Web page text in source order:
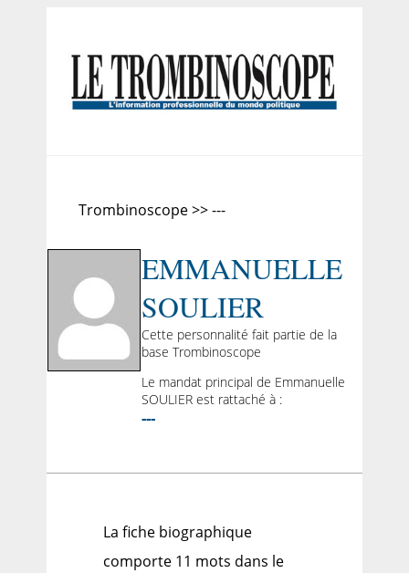
Trombinoscope >> ---
EMMANUELLE
SOULIER
Cette personnalité fait partie de la
base Trombinoscope
Le mandat principal de Emmanuelle
SOULIER est rattaché à :
---
La fiche biographique
comporte 11 mots dans le